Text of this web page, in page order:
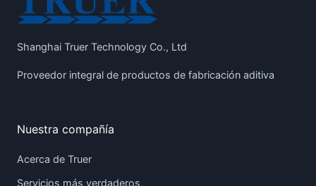
Shanghai Truer Technology Co., Ltd
Proveedor integral de productos de fabricación aditiva
Nuestra compañía
Acerca de Truer
Servicios más verdaderos